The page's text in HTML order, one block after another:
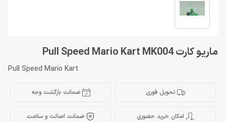
ماریو کارت Pull Speed Mario Kart MK004
Pull Speed Mario Kart
تحویل فوری ضمانت بازگشت وجه
امکان خرید حضوری ضمانت اصالت و سلامت